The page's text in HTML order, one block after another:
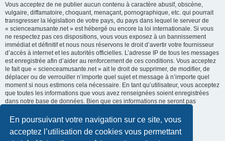
En poursuivant votre navigation sur ce site, vous
acceptez l’utilisation de cookies vous permettant
Vous acceptez de ne publier aucun contenu à caractère abusif, obscène,
vulgaire, diffamatoire, choquant, menaçant, pornographique, etc. qui pourrait
transgresser la législation de votre pays, du pays dans lequel le serveur de
« scienceamusante.net » est hébergé ou encore la loi internationale. Si vous
ne respectez pas ces dispositions, vous vous exposez à un bannissement
immédiat et définitif et nous nous réservons le droit d’avertir votre fournisseur
d’accès à internet et les autorités officielles. L’adresse IP de tous les messages
est enregistrée afin d’aider au renforcement de ces conditions. Vous acceptez
le fait que « scienceamusante.net » ait le droit de supprimer, de modifier, de
déplacer ou de verrouiller n’importe quel sujet et message à n’importe quel
moment si nous estimons cela nécessaire. En tant qu’utilisateur, vous acceptez
que toutes les informations que vous avez renseignées soient enregistrées
dans notre base de données. Bien que ces informations ne seront pas
« scienceamusante.net », ni phpBB, ne pourront être tenus comme
responsables en cas de tentative de piratage informatique visant à
compromettre vos données.